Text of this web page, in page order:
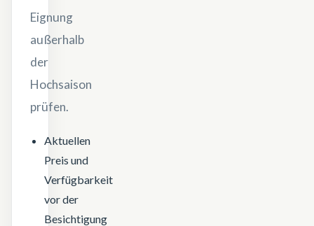
Eignung
außerhalb
der
Hochsaison
prüfen.
Aktuellen
Preis und
Verfügbarkeit
vor der
Besichtigung